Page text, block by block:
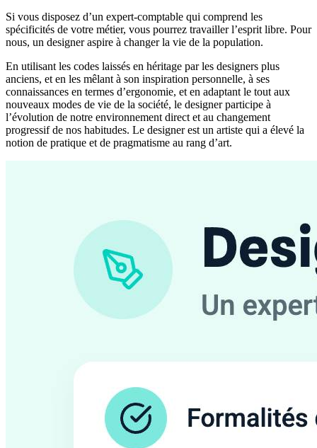
Si vous disposez d’un expert-comptable qui comprend les
spécificités de votre métier, vous pourrez travailler l’esprit libre. Pour
nous, un designer aspire à changer la vie de la population.
En utilisant les codes laissés en héritage par les designers plus
anciens, et en les mêlant à son inspiration personnelle, à ses
connaissances en termes d’ergonomie, et en adaptant le tout aux
nouveaux modes de vie de la société, le designer participe à
l’évolution de notre environnement direct et au changement
progressif de nos habitudes. Le designer est un artiste qui a élevé la
notion de pratique et de pragmatisme au rang d’art.